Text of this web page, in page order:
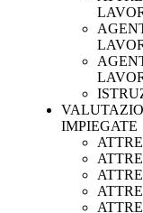
IMPIEGATE